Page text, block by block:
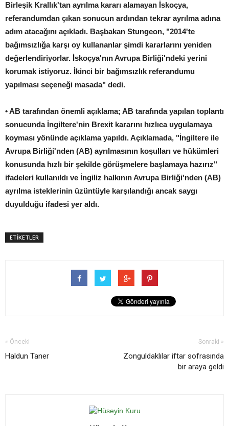
Birleşik Krallık'tan ayrılma kararı alamayan İskoçya,
referandumdan çıkan sonucun ardından tekrar ayrılma adına
adım atacağını açıkladı. Başbakan Stungeon, "2014'te
bağımsızlığa karşı oy kullananlar şimdi kararlarını yeniden
değerlendiriyorlar. İskoçya'nın Avrupa Birliği'ndeki yerini
korumak istiyoruz. İkinci bir bağımsızlık referandumu
yapılması seçeneği masada" dedi.
• AB tarafından önemli açıklama; AB tarafında yapılan toplantı
sonucunda İngiltere'nin Brexit kararını hızlıca uygulamaya
koyması yönünde açıklama yapıldı. Açıklamada, "İngiltere ile
Avrupa Birliği'nden (AB) ayrılmasının koşulları ve hükümleri
konusunda hızlı bir şekilde görüşmelere başlamaya hazırız"
ifadeleri kullanıldı ve İngiliz halkının Avrupa Birliği'nden (AB)
ayrılma isteklerinin üzüntüyle karşılandığı ancak saygı
duyulduğu ifadesi yer aldı.
ETİKETLER
« Önceki
Haldun Taner
Sonraki »
Zonguldaklılar iftar sofrasında
bir araya geldi